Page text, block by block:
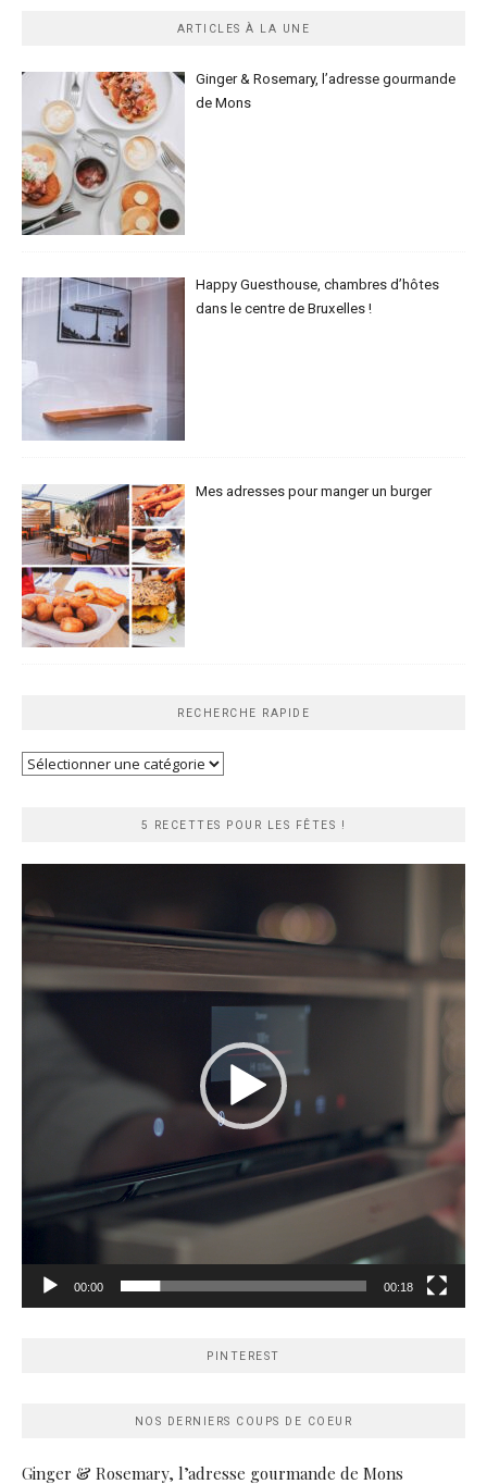
ARTICLES À LA UNE
Ginger & Rosemary, l’adresse gourmande
de Mons
Happy Guesthouse, chambres d’hôtes
dans le centre de Bruxelles !
Mes adresses pour manger un burger
RECHERCHE RAPIDE
Recherche
5 RECETTES POUR LES FÊTES !
00:00 00:18
PINTEREST
NOS DERNIERS COUPS DE COEUR
Ginger & Rosemary, l’adresse gourmande de Mons